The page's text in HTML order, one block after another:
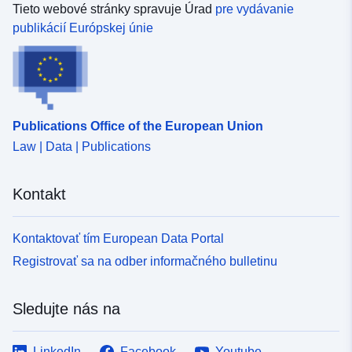
definovanie, programovanie a riadenie miestnych politík
bývania. Je povinná pre EPCI a mimo EPCI pre obce s
viac ako 20 000 obyvateľmi. Pre delegované oddelenia
sa v dohode o delegovaní stanovujú usmernenia pre
miestnu politiku bývania, ktorá sa má vykonávať na
danom území, stanovujú sa plánované operácie a
uvádzajú sa prostriedky, ktoré sa majú použiť na ich
delegovanie právomocí, pomoc pre súkromný park
spravujú miestni delegáti Anah v regióne (prefekt
miestnymi orgánmi.Bez delegovania právomocí sa
partnerstvo medzi Anah a miestnymi orgánmi
sformalizuje najmä prostredníctvom zavedenia
plánovaných operácií, najmä plánovaných operácií
zlepšovania biotopov (OPAH) a programov verejného
záujmu (GIP). Delegovanie právomocí má formu
oddelenia, miestnym delegátom Anah v departemente a
zástupcom štátu pre sociálny park. Objasňuje sa v ňom
rozdelenie medzi rozpočtové prostriedky na sociálne
súkromné bývanie. V prípade delegovaných EPCI je
programu miestneho biotopu (PLH). PLH je nástrojom na
definovanie, programovanie a riadenie miestnych politík
Tieto webové stránky spravuje Úrad pre vydávanie
publikácií Európskej únie
Publications Office of the European Union
Law | Data | Publications
Kontakt
Kontaktovať tím European Data Portal
Registrovať sa na odber informačného bulletinu
Sledujte nás na